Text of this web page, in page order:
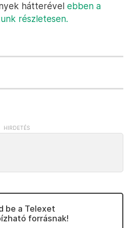
hátterével ebben a
részletesen.
be a Telexet
forrásnak!